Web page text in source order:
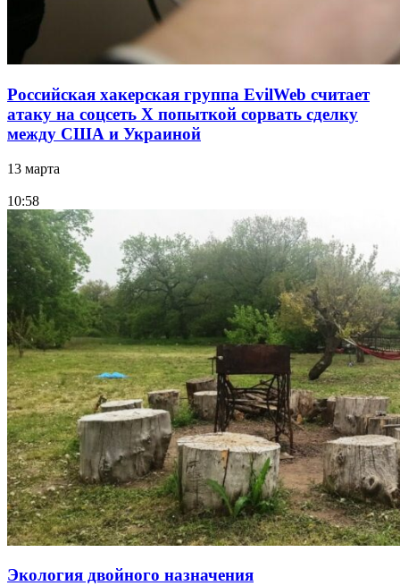
Российская хакерская группа EvilWeb считает
атаку на соцсеть Х попыткой сорвать сделку
между США и Украиной
13 марта
10:58
Экология двойного назначения